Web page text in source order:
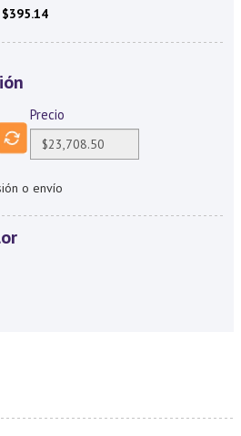
$395.14
Precio
o envío